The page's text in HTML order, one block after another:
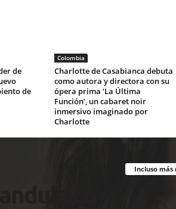
de
de
Colombia
Charlotte de Casabianca debuta
como autora y directora con su
ópera prima ‘La Última
Función’, un cabaret noir
inmersivo imaginado por
Charlotte
Incluso más